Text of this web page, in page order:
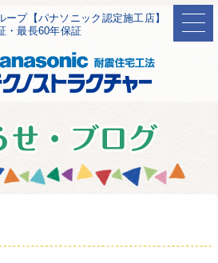
プ【パナソニック認定施工店】
・最長60年保証